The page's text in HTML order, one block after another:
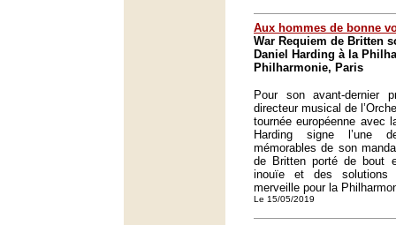
Aux hommes de bonne
War Requiem de Britten
Daniel Harding à la
Philharmonie, Paris
Pour son avant-dernier
directeur musical de
tournée européenne avec
Harding signe l’une
mémorables de son
de Britten porté de bout
inouïe et des solutions
merveille pour la
Le 15/05/2019